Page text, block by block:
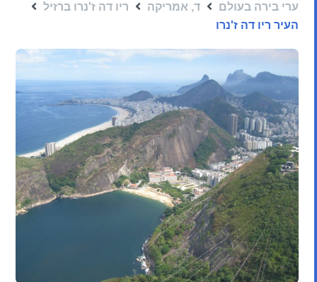
ערי בירה בעולם ד, אמריקה
ריו דה ז'נרו ברזיל
העיר ריו דה ז'נרו